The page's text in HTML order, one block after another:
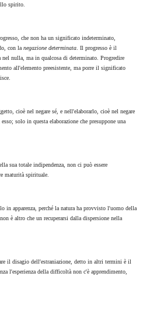
spirito.
che non ha un significato indeterminato,
con lanegazione determinata. Il progresso è il
nulla, ma in qualcosa di determinato. Progredire
all'elemento preesistente, ma porre il significato
cioè nel negare sé, e nell'elaborarlo, cioè nel negare
solo in questa elaborazione che presuppone una
sua totale indipendenza, non ci può essere
maturità spirituale.
in apparenza, perché la natura ha provvisto l'uomo della
è altro che un recuperarsi dalla dispersione nella
il disagio dell'estraniazione, detto in altri termini è il
l'esperienza della difficoltà non c'è apprendimento,